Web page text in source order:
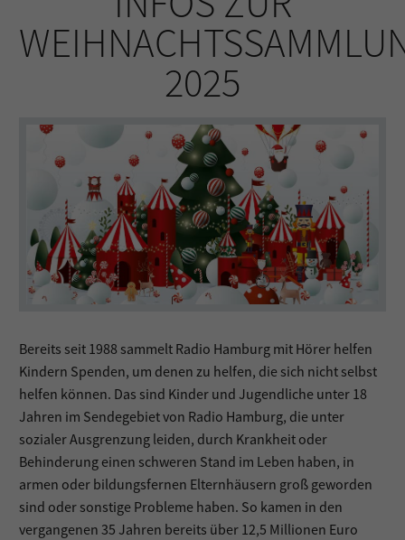
2025
Bereits seit 1988 sammelt Radio Hamburg mit Hörer helfen
Kindern Spenden, um denen zu helfen, die sich nicht selbst
helfen können. Das sind Kinder und Jugendliche unter 18
Jahren im Sendegebiet von Radio Hamburg, die unter
sozialer Ausgrenzung leiden, durch Krankheit oder
Behinderung einen schweren Stand im Leben haben, in
armen oder bildungsfernen Elternhäusern groß geworden
sind oder sonstige Probleme haben. So kamen in den
vergangenen 35 Jahren bereits über 12,5 Millionen Euro